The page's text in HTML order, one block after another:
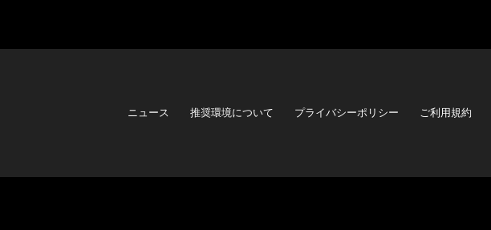
ニュース 推奨環境について プライバシーポリシー ご利用規約